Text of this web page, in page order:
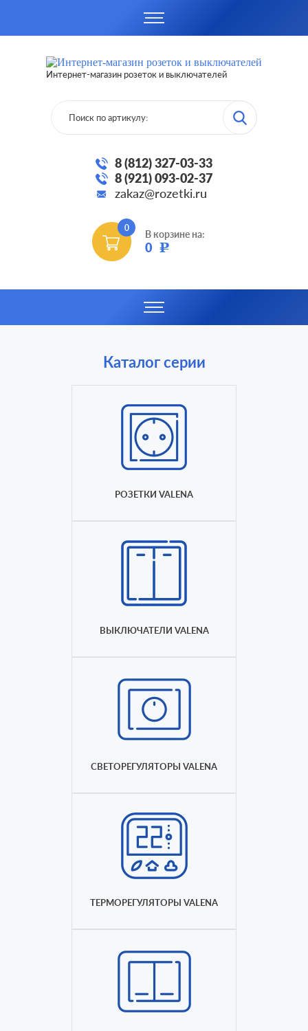
Интернет-магазин розеток и выключателей
8 (812) 327-03-33
8 (921) 093-02-37
zakaz@rozetki.ru
0
В корзине на:
0 Р
Каталог серии
РОЗЕТКИ VALENA
ВЫКЛЮЧАТЕЛИ VALENA
СВЕТОРЕГУЛЯТОРЫ VALENA
ТЕРМОРЕГУЛЯТОРЫ VALENA